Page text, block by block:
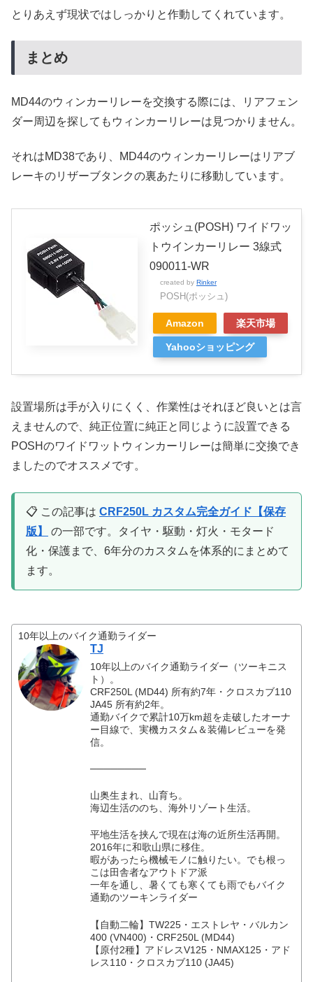
とりあえず現状ではしっかりと作動してくれています。
まとめ
MD44のウィンカーリレーを交換する際には、リアフェン
ダー周辺を探してもウィンカーリレーは見つかりません。
それはMD38であり、MD44のウィンカーリレーはリアブ
レーキのリザーブタンクの裏あたりに移動しています。
ポッシュ(POSH) ワイドワッ
トウインカーリレー 3線式
090011-WR
created by Rinker
POSH(ポッシュ)
Amazon 楽天市場
Yahooショッピング
設置場所は手が入りにくく、作業性はそれほど良いとは言
えませんので、純正位置に純正と同じように設置できる
POSHのワイドワットウィンカーリレーは簡単に交換でき
ましたのでオススメです。
📋 この記事は CRF250L カスタム完全ガイド【保存
版】
の一部です。タイヤ・駆動・灯火・モタード
化・保護まで、6年分のカスタムを体系的にまとめて
ます。
10年以上のバイク通勤ライダー
TJ
10年以上のバイク通勤ライダー（ツーキニス
ト）。
CRF250L (MD44) 所有約7年・クロスカブ110
JA45 所有約2年。
通勤バイクで累計10万km超を走破したオーナ
ー目線で、実機カスタム＆装備レビューを発
信。
────────
山奥生まれ、山育ち。
海辺生活ののち、海外リゾート生活。
平地生活を挟んで現在は海の近所生活再開。
2016年に和歌山県に移住。
暇があったら機械モノに触りたい。でも根っ
こは田舎者なアウトドア派
一年を通し、暑くても寒くても雨でもバイク
通勤のツーキンライダー
【自動二輪】TW225・エストレヤ・バルカン
400 (VN400)・CRF250L (MD44)
【原付2種】アドレスV125・NMAX125・アド
レス110・クロスカブ110 (JA45)